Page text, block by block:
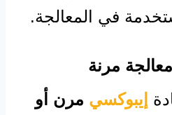
في المعالجة.
إيبوكسي مرن أو